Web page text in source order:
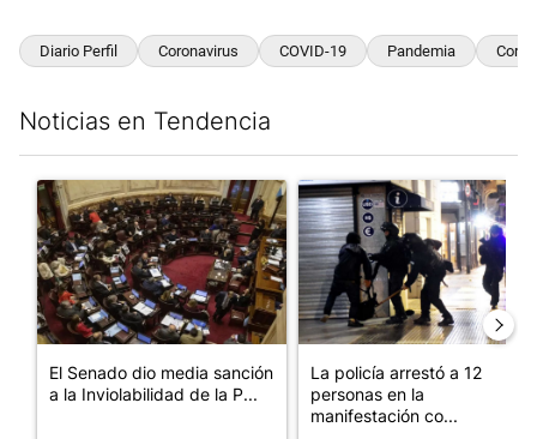
Diario Perfil Coronavirus COVID-19 Pandemia
Noticias en Tendencia
Un artículo de tendencia con el título "El Senado dio media
El Senado dio media sanción
a la Inviolabilidad de la P...
Un artículo de tendencia con
La policía arrestó a 12
personas en la
manifestación co...